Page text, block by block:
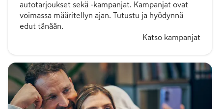
autotarjoukset sekä -kampanjat. Kampanjat ovat
voimassa määritellyn ajan. Tutustu ja hyödynnä
edut tänään.
Katso kampanjat